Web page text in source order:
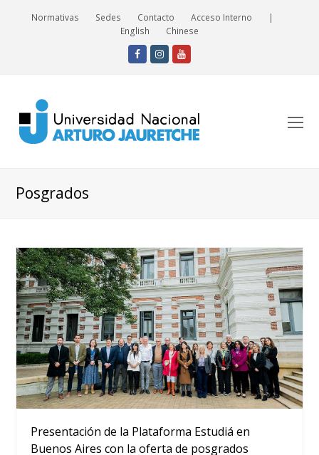
Normativas Sedes Contacto Acceso Interno
|
English
Chinese
Facebook
Instagram
Youtube
Posgrados
Presentación de la Plataforma Estudiá en
Buenos Aires con la oferta de posgrados